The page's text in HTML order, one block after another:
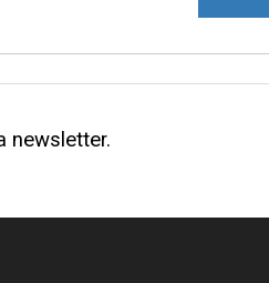
newsletter.